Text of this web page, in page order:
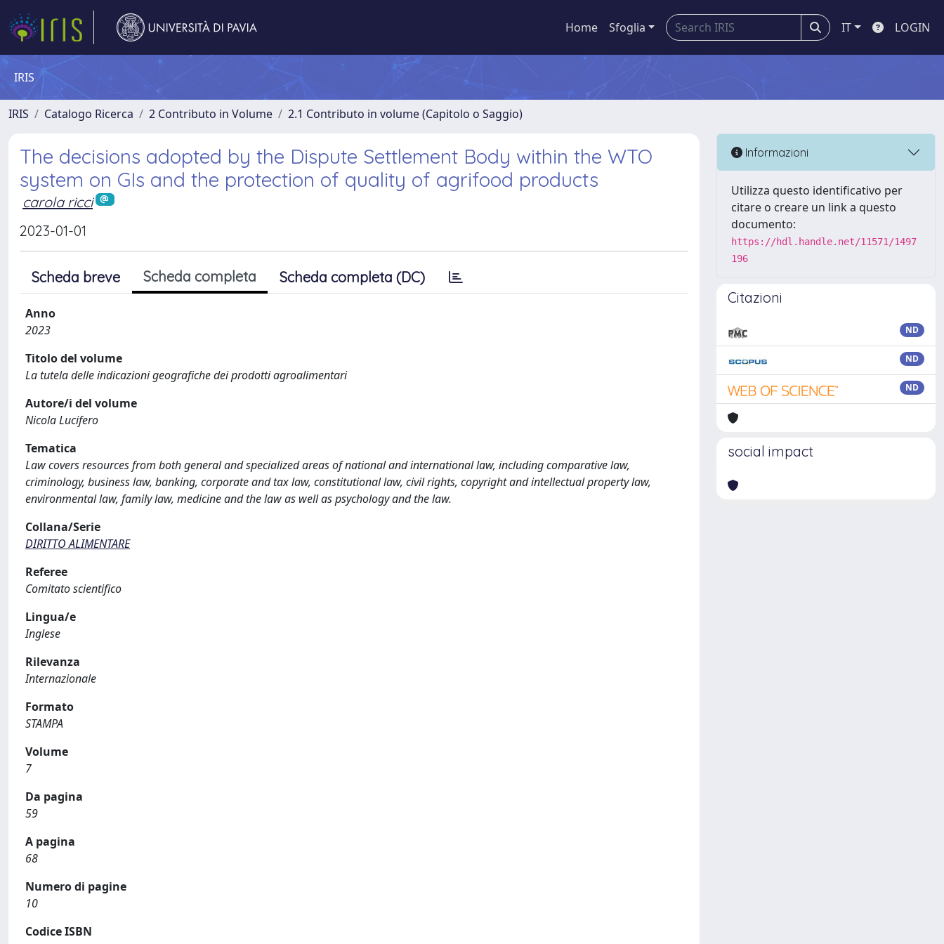
Home Sfoglia IT LOGIN
IRIS
IRIS Catalogo Ricerca 2 Contributo in Volume 2.1 Contributo in volume (Capitolo o Saggio)
The decisions adopted by the Dispute Settlement Body within the WTO
system on GIs and the protection of quality of agrifood products
carola ricci
2023-01-01
Scheda breve Scheda completa Scheda completa (DC)
Anno
2023
Titolo del volume
La tutela delle indicazioni geografiche dei prodotti agroalimentari
Autore/i del volume
Nicola Lucifero
Tematica
Law covers resources from both general and specialized areas of national and international law, including comparative law,
criminology, business law, banking, corporate and tax law, constitutional law, civil rights, copyright and intellectual property law,
environmental law, family law, medicine and the law as well as psychology and the law.
Collana/Serie
DIRITTO ALIMENTARE
Referee
Comitato scientifico
Lingua/e
Inglese
Rilevanza
Internazionale
Formato
STAMPA
Volume
7
Da pagina
59
A pagina
68
Numero di pagine
10
Codice ISBN
Informazioni
Utilizza questo identificativo per
citare o creare un link a questo
documento:
https://hdl.handle.net/11571/1497
196
Citazioni
ND
ND
ND
social impact